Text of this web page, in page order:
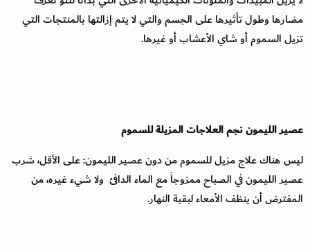
مضارها وطول تأثيرها على الجسم والتي لا يتم إزالتها بالمنتجات التي
تزيل السموم أو شاي الأعشاب أو غيرها.
عصير الليمون نجم العلاجات المزيلة للسموم
ليس هناك علاج مزيل للسموم من دون عصير الليمون: على الأقل، شرب
عصير الليمون في الصباح ممزوجاً مع الماء الدافئ ولا شيء غيره، من
المفترض أن ينظف الأمعاء لبقية النهار.